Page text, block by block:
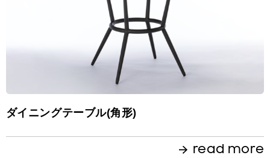
ダイニングテーブル(角形)
read more